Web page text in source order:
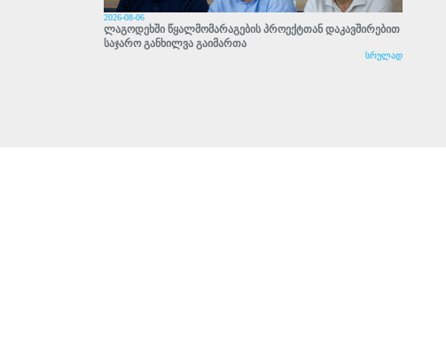
2026-08-06
ლაგოდეხში წყალმომარაგების პროექტთან დაკავშირებით
საჯარო განხილვა გაიმართა
სრულად